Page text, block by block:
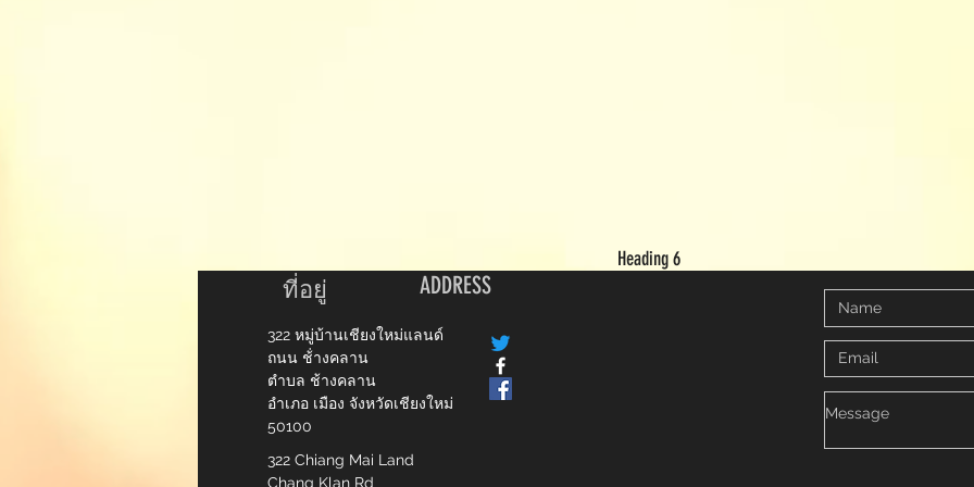
Heading 6
ADDRESS
ที่อยู่
322 Chiang Mai Land
Chang Klan Rd
322 หมู่บ้านเชียงใหม่แลนด์
ถนน ช้่างคลาน
ตำบล ช้างคลาน
อำเภอ เมือง จังหวัดเชียงใหม่
50100